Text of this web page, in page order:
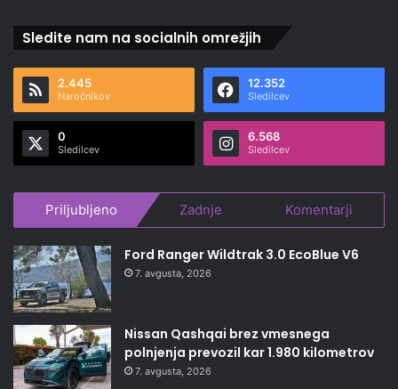
Sledite nam na socialnih omrežjih
2.445
Naročnikov
12.352
Sledilcev
0
Sledilcev
6.568
Sledilcev
Priljubljeno Zadnje Komentarji
Ford Ranger Wildtrak 3.0 EcoBlue V6
7. avgusta, 2026
Nissan Qashqai brez vmesnega
polnjenja prevozil kar 1.980 kilometrov
7. avgusta, 2026